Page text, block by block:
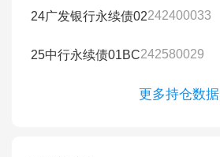
24广发银行永续债02242400033
25中行永续债01BC242580029
更多持仓数据